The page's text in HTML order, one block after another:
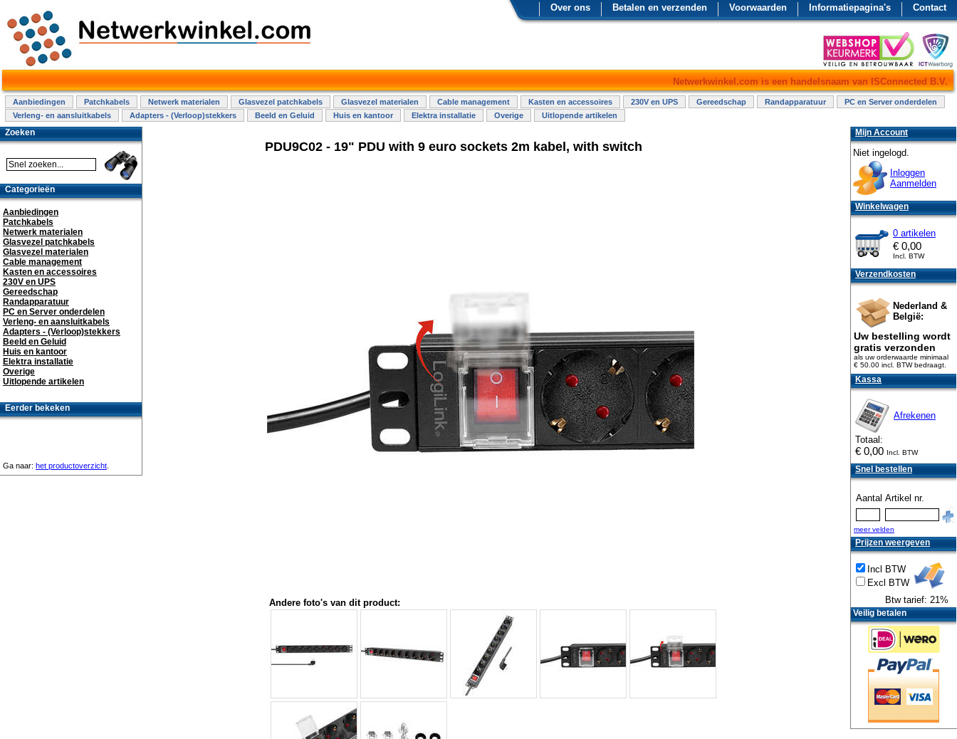
Contact
Informatiepagina's
Voorwaarden
Betalen en verzenden
Over ons
Netwerkwinkel.com is een handelsnaam van ISConnected B.V.
Aanbiedingen Patchkabels Netwerk materialen Glasvezel patchkabels Glasvezel materialen Cable management Kasten en accessoires 230V en UPS Gereedschap Randapparatuur
PC en Server onderdelen
Verleng- en aansluitkabels
Adapters - (Verloop)stekkers Beeld en Geluid Huis en kantoor Elektra installatie Overige Uitlopende artikelen
PDU9C02 - 19" PDU with 9 euro sockets 2m kabel, with switch
Andere foto's van dit product:
Zoeken
Categorieën
Aanbiedingen
Patchkabels
Netwerk materialen
Glasvezel patchkabels
Glasvezel materialen
Cable management
Kasten en accessoires
230V en UPS
Gereedschap
Randapparatuur
PC en Server onderdelen
Verleng- en aansluitkabels
Adapters - (Verloop)stekkers
Beeld en Geluid
Huis en kantoor
Elektra installatie
Overige
Uitlopende artikelen
Eerder bekeken
Ga naar: het productoverzicht
Mijn Account
Niet ingelogd.
Inloggen
Aanmelden
Winkelwagen
0 artikelen
€ 0,00
Incl. BTW
Verzendkosten
Nederland &
België:
Uw bestelling wordt
gratis verzonden
als uw orderwaarde minimaal
€ 50.00 incl. BTWbedraagt.
Kassa
Afrekenen
Totaal:
€ 0,00 Incl. BTW
Snel bestellen
Aantal Artikel nr.
meer velden
Prijzen weergeven
Incl BTW
Excl BTW
Btw tarief: 21%
Veilig betalen